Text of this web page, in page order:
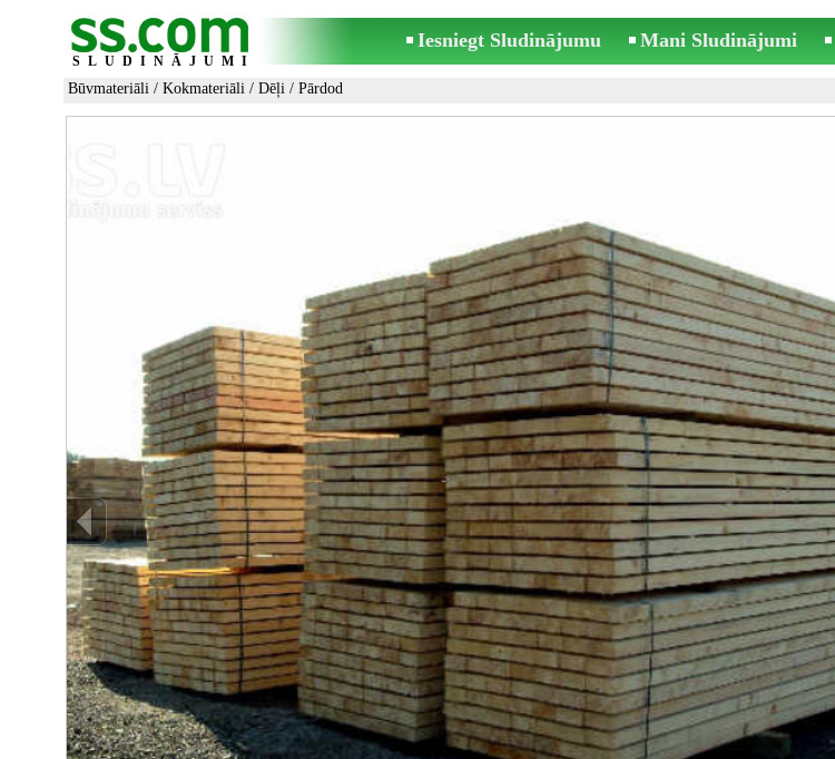
SLUDINĀJUMI
Iesniegt Sludinājumu Mani Sludinājumi
Būvmateriāli / Kokmateriāli / Dēļi / Pārdod